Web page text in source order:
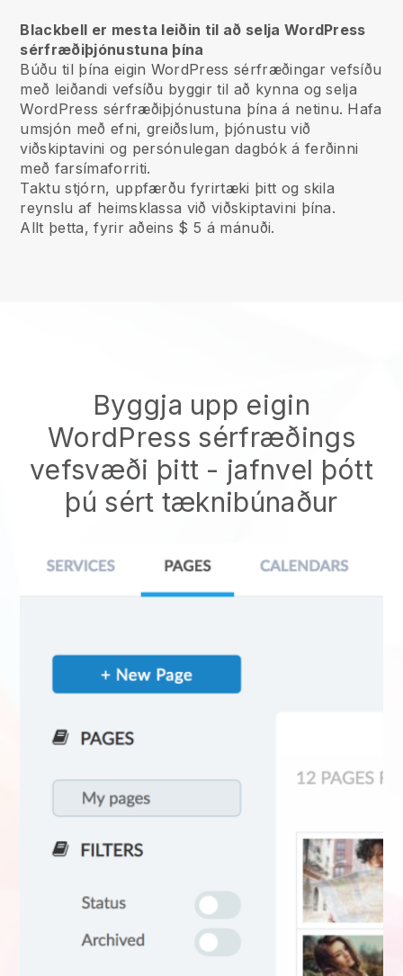
Blackbell er mesta leiðin til að selja WordPress
sérfræðiþjónustuna þína
Búðu til þína eigin WordPress sérfræðingar vefsíðu
með leiðandi vefsíðu byggir til að kynna og selja
WordPress sérfræðiþjónustuna þína á netinu. Hafa
umsjón með efni, greiðslum, þjónustu við
viðskiptavini og persónulegan dagbók á ferðinni
með farsímaforriti.
Taktu stjórn, uppfærðu fyrirtæki þitt og skila
reynslu af heimsklassa við viðskiptavini þína.
Allt þetta, fyrir aðeins $ 5 á mánuði.
Byggja upp eigin
WordPress sérfræðings
vefsvæði þitt - jafnvel þótt
þú sért tæknibúnaður